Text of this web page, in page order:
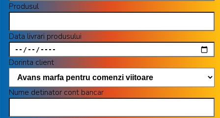
Produsul
Data livrari produsului
Dorinta client
Nume detinator cont bancar